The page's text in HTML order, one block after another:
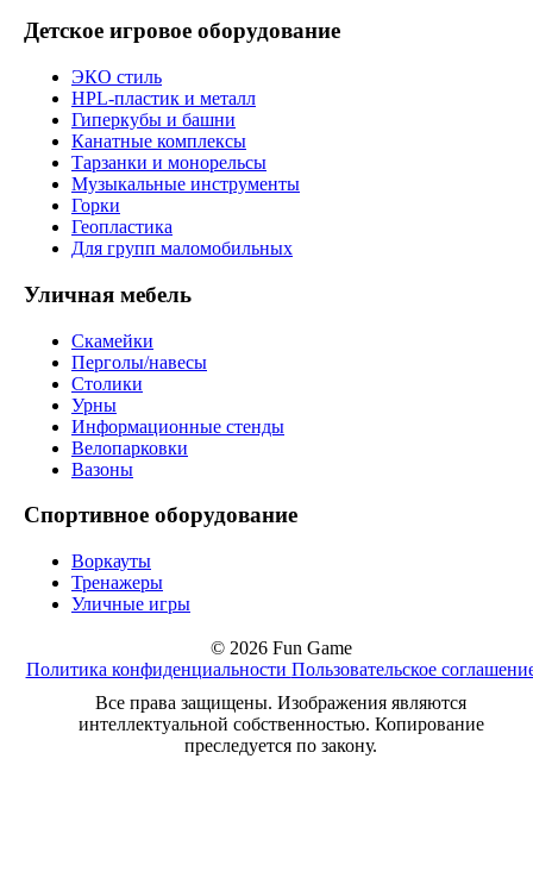
Детское игровое оборудование
ЭКО стиль
HPL-пластик и металл
Гиперкубы и башни
Канатные комплексы
Тарзанки и монорельсы
Музыкальные инструменты
Горки
Геопластика
Для групп маломобильных
Уличная мебель
Скамейки
Перголы/навесы
Столики
Урны
Информационные стенды
Велопарковки
Вазоны
Спортивное оборудование
Воркауты
Тренажеры
Уличные игры
© 2026 Fun Game
Политика конфиденциальности Пользовательское
Все права защищены. Изображения являются
интеллектуальной собственностью. Копирование
преследуется по закону.